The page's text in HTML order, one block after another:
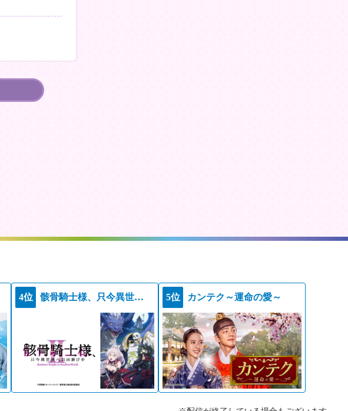
4位 骸骨騎士様、只今異世界へお出掛け中ＩＩ 5位 カンテク～運命の愛～